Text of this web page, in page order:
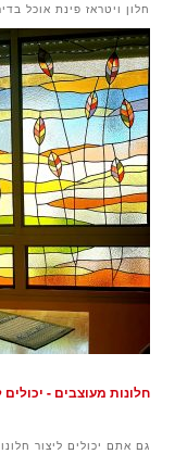
חלון ויטראז פינת אוכל בדירה
חלונות מעוצבים -
גם אתם יכולים ליצור